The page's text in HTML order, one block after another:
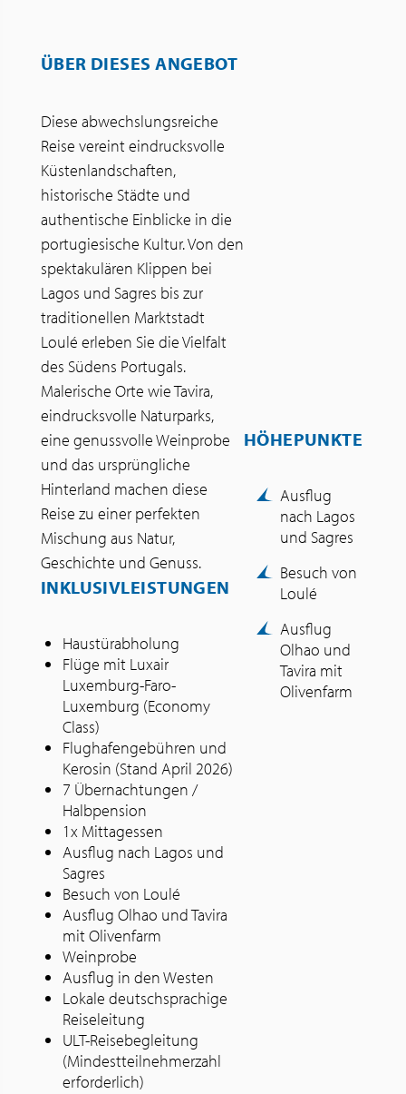
ÜBER DIESES ANGEBOT
Diese abwechslungsreiche
Reise vereint eindrucksvolle
Küstenlandschaften,
historische Städte und
authentische Einblicke in die
portugiesische Kultur. Von den
spektakulären Klippen bei
Lagos und Sagres bis zur
traditionellen Marktstadt
Loulé erleben Sie die Vielfalt
des Südens Portugals.
Malerische Orte wie Tavira,
eindrucksvolle Naturparks,
eine genussvolle Weinprobe
und das ursprüngliche
Hinterland machen diese
Reise zu einer perfekten
Mischung aus Natur,
Geschichte und Genuss.
INKLUSIVLEISTUNGEN
Haustürabholung
Flüge mit Luxair
Luxemburg-Faro-
Luxemburg (Economy
Class)
Flughafengebühren und
Kerosin (Stand April 2026)
7 Übernachtungen /
Halbpension
1x Mittagessen
Ausflug nach Lagos und
Sagres
Besuch von Loulé
Ausflug Olhao und Tavira
mit Olivenfarm
Weinprobe
Ausflug in den Westen
Lokale deutschsprachige
Reiseleitung
ULT-Reisebegleitung
(Mindestteilnehmerzahl
erforderlich)
HÖHEPUNKTE
Ausflug
nach Lagos
und Sagres
Besuch von
Loulé
Ausflug
Olhao und
Tavira mit
Olivenfarm